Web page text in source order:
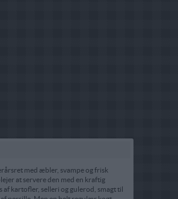
med æbler, svampe og frisk
at servere den med en kraftig
af kartofler, selleri og gulerod, smagt til